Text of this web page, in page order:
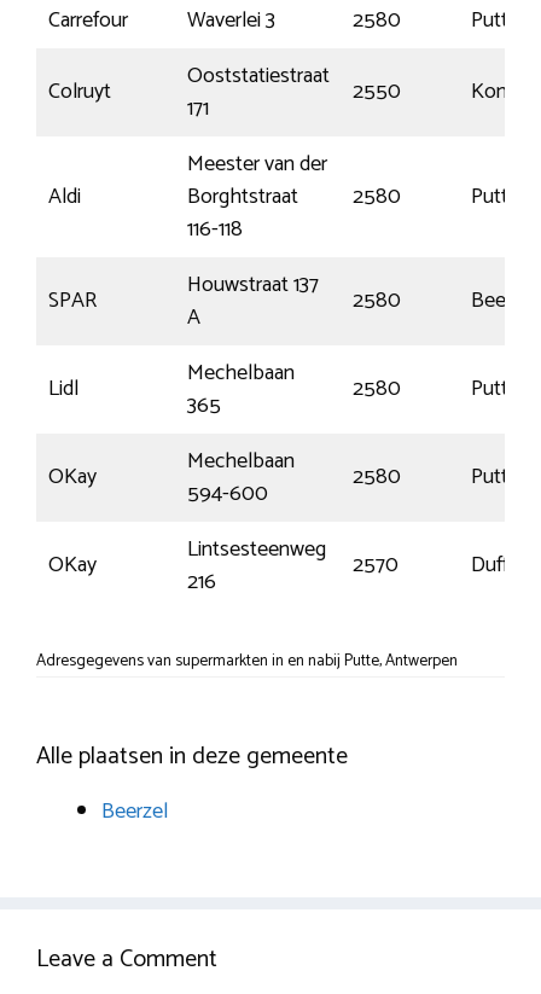
Carrefour
Waverlei 3 2580
Putte
Colruyt
Ooststatiestraat
171
2550 Kontich
Aldi
Meester van der
Borghtstraat
116-118
2580 Putte
SPAR
Houwstraat 137
A
2580 Beerzel
Lidl
Mechelbaan
365
2580 Putte
OKay
Mechelbaan
594-600
2580 Putte
OKay
Lintsesteenweg
216
2570 Duffel
Adresgegevens van supermarkten in en nabij Putte, Antwerpen
Alle plaatsen in deze gemeente
Beerzel
Leave a Comment